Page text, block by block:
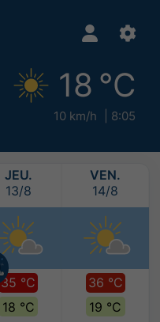
18 °C
10 km/h 8:05
JEU.
13/8
35 °C
18 °C
VEN.
14/8
36 °C
19 °C